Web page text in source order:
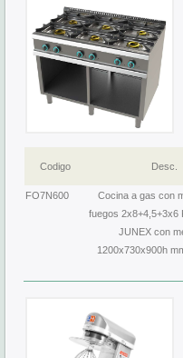
Codigo Desc.
FO7N600
Cocina a gas con
fuegos 2x8+4,5+3x6
JUNEX con
1200x730x900h